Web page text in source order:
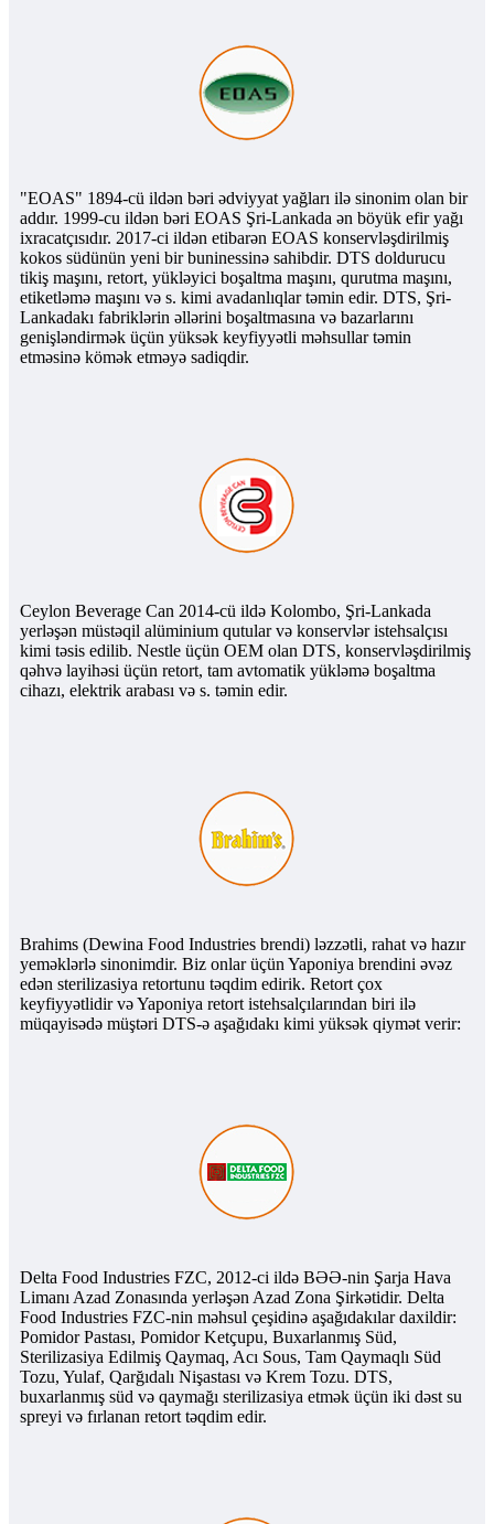
"EOAS" 1894-cü ildən bəri ədviyyat yağları ilə sinonim olan bir
addır. 1999-cu ildən bəri EOAS Şri-Lankada ən böyük efir yağı
ixracatçısıdır. 2017-ci ildən etibarən EOAS konservləşdirilmiş
kokos südünün yeni bir buninessinə sahibdir. DTS doldurucu
tikiş maşını, retort, yükləyici boşaltma maşını, qurutma maşını,
etiketləmə maşını və s. kimi avadanlıqlar təmin edir. DTS, Şri-
Lankadakı fabriklərin əllərini boşaltmasına və bazarlarını
genişləndirmək üçün yüksək keyfiyyətli məhsullar təmin
etməsinə kömək etməyə sadiqdir.
Ceylon Beverage Can 2014-cü ildə Kolombo, Şri-Lankada
yerləşən müstəqil alüminium qutular və konservlər istehsalçısı
kimi təsis edilib. Nestle üçün OEM olan DTS, konservləşdirilmiş
qəhvə layihəsi üçün retort, tam avtomatik yükləmə boşaltma
cihazı, elektrik arabası və s. təmin edir.
Brahims (Dewina Food Industries brendi) ləzzətli, rahat və hazır
yeməklərlə sinonimdir. Biz onlar üçün Yaponiya brendini əvəz
edən sterilizasiya retortunu təqdim edirik. Retort çox
keyfiyyətlidir və Yaponiya retort istehsalçılarından biri ilə
müqayisədə müştəri DTS-ə aşağıdakı kimi yüksək qiymət verir:
Delta Food Industries FZC, 2012-ci ildə BƏƏ-nin Şarja Hava
Limanı Azad Zonasında yerləşən Azad Zona Şirkətidir. Delta
Food Industries FZC-nin məhsul çeşidinə aşağıdakılar daxildir:
Pomidor Pastası, Pomidor Ketçupu, ​​Buxarlanmış Süd,
Sterilizasiya Edilmiş Qaymaq, Acı Sous, Tam Qaymaqlı Süd
Tozu, Yulaf, Qarğıdalı Nişastası və Krem Tozu. DTS,
buxarlanmış süd və qaymağı sterilizasiya etmək üçün iki dəst su
spreyi və fırlanan retort təqdim edir.